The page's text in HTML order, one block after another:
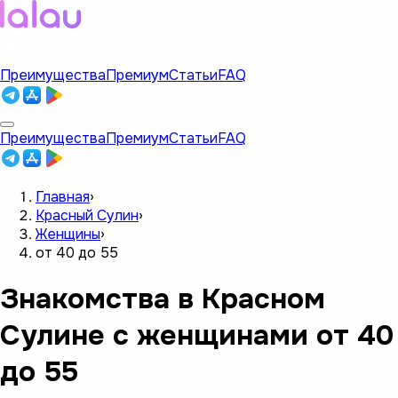
ПреимуществаПремиумСтатьиFAQ
ПреимуществаПремиумСтатьиFAQ
Главная›
Красный Сулин›
Женщины›
от 40 до 55
Знакомства в Красном
Сулине с женщинами от 40
до 55